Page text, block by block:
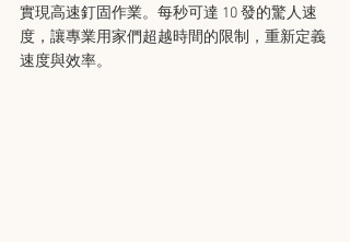
實現高速釘固作業。每秒可達 10 發的驚人速
度，讓專業用家們超越時間的限制，重新定義
速度與效率。